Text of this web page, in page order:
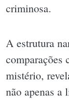
criminosa.
A estrutura
comparações
mistério,
não apenas a